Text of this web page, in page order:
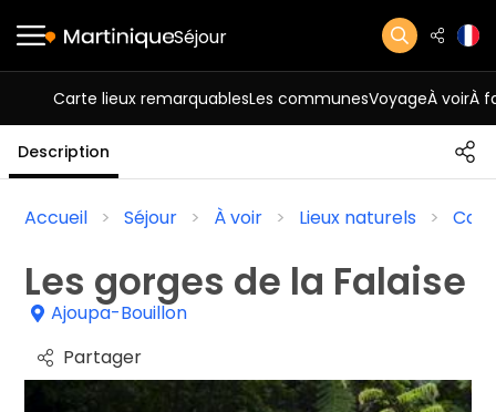
Séjour
Carte lieux remarquablesLes communesVoyageÀ voirÀ
Description
Accueil Séjour À voir Lieux naturels
Les gorges de la Falaise
Ajoupa-Bouillon
Partager